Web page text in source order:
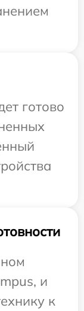
готово
и
к